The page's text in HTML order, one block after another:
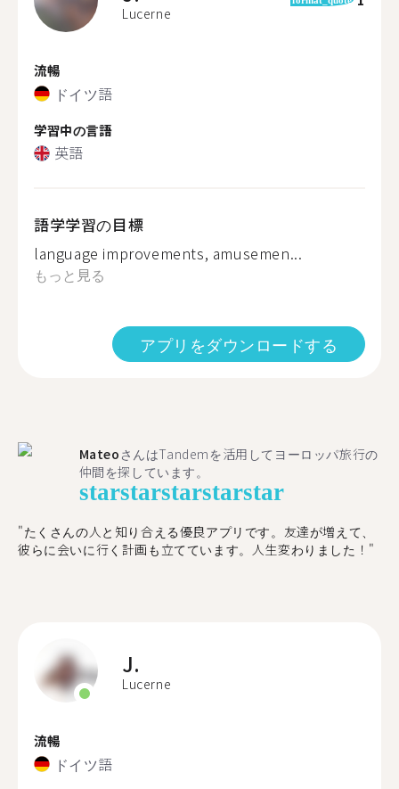
Lucerne
流暢
ドイツ語
学習中の言語
英語
語学学習の目標
language improvements, amusemen...
もっと見る
アプリをダウンロードする
Mateo さんはTandemを活用してヨーロッパ旅行の
仲間を探しています。
starstarstarstarstar
"たくさんの人と知り合える優良アプリです。友達が増えて、
彼らに会いに行く計画も立てています。人生変わりました！"
J.
Lucerne
流暢
ドイツ語